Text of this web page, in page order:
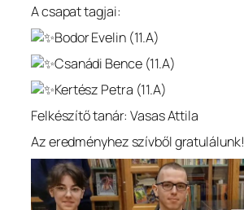
A csapat tagjai:
Bodor Evelin (11.A)
Csanádi Bence (11.A)
Kertész Petra (11.A)
Felkészítő tanár: Vasas Attila
Az eredményhez szívből gratulálunk!